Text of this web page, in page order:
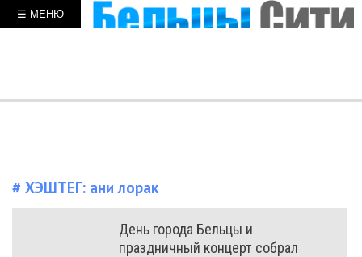
☰ МЕНЮ
# ХЭШТЕГ: ани лорак
День города Бельцы и
праздничный концерт собрал